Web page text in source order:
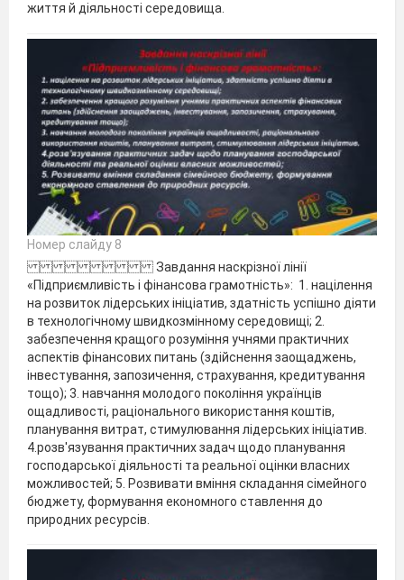
життя й діяльності середовища.
Номер слайду 8
Завдання наскрізної лінії
«Підприємливість і фінансова грамотність»: 1. націлення
на розвиток лідерських ініціатив, здатність успішно діяти
в технологічному швидкозмінному середовищі; 2.
забезпечення кращого розуміння учнями практичних
аспектів фінансових питань (здійснення заощаджень,
інвестування, запозичення, страхування, кредитування
тощо); 3. навчання молодого покоління українців
ощадливості, раціонального використання коштів,
планування витрат, стимулювання лідерських ініціатив.
4.розв'язування практичних задач щодо планування
господарської діяльності та реальної оцінки власних
можливостей; 5. Розвивати вміння складання сімейного
бюджету, формування економного ставлення до
природних ресурсів.